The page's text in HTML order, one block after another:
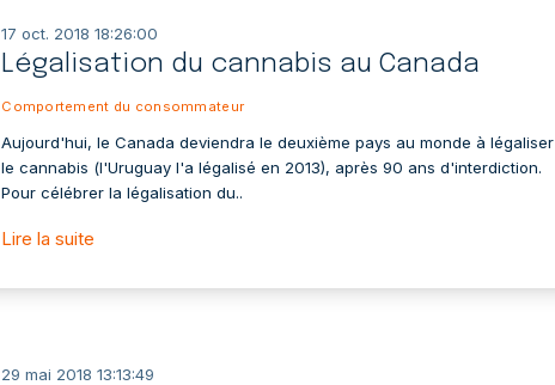
17 oct. 2018 18:26:00
Légalisation du cannabis au Canada
Comportement du consommateur
Aujourd'hui, le Canada deviendra le deuxième pays au monde à légaliser
le cannabis (l'Uruguay l'a légalisé en 2013), après 90 ans d'interdiction.
Pour célébrer la légalisation du..
Lire la suite
29 mai 2018 13:13:49